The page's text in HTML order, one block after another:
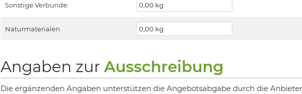
Sonstige Verbunde:
Naturmaterialen
Angaben zur Ausschreibung
Die ergänzenden Angaben unterstützen die Angebotsabgabe durch die